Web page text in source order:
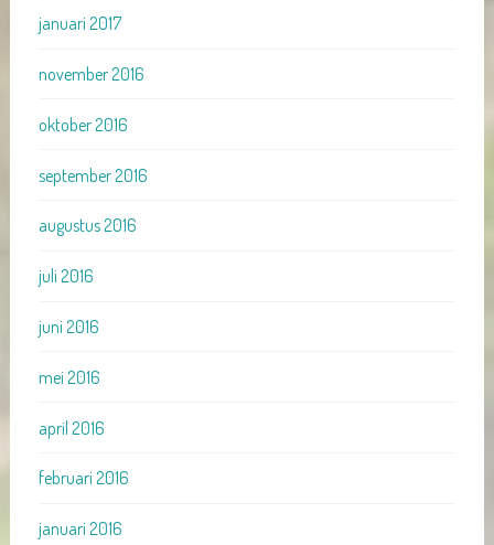
januari 2017
november 2016
oktober 2016
september 2016
augustus 2016
juli 2016
juni 2016
mei 2016
april 2016
februari 2016
januari 2016